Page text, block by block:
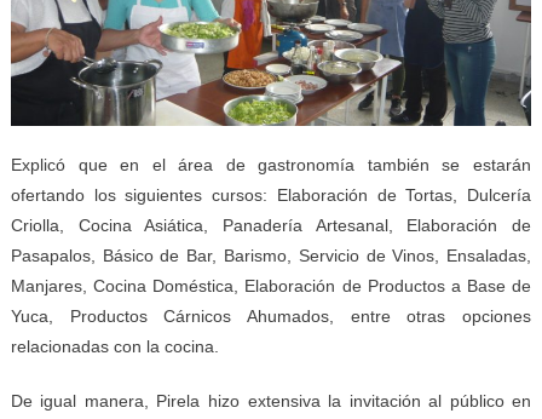
Explicó que en el área de gastronomía también se estarán
ofertando los siguientes cursos: Elaboración de Tortas, Dulcería
Criolla, Cocina Asiática, Panadería Artesanal, Elaboración de
Pasapalos, Básico de Bar, Barismo, Servicio de Vinos, Ensaladas,
Manjares, Cocina Doméstica, Elaboración de Productos a Base de
Yuca, Productos Cárnicos Ahumados, entre otras opciones
relacionadas con la cocina.
De igual manera, Pirela hizo extensiva la invitación al público en